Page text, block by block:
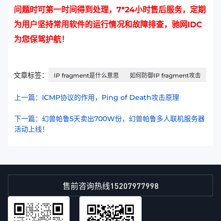
问题时可第一时间得到处理，7*24小时售后服务，定期
为用户坚持常用软件的运行情况和故障排查， 驰网IDC
为您保驾护航！
文章标签： IP fragment是什么意思 如何防御IP fragment攻击
上一篇：ICMP协议的作用，Ping of Death攻击原理
下一篇：幻兽帕鲁5天卖出700W份，幻兽帕鲁多人联机服务器
活动上线！
售前咨询热线15207977998